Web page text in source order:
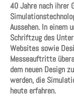
40 Jahre nach ihrer
Aussehen. In einem
Schriftzug des
Websites sowie
Messeauftritte
dem neuen Design
werden, die
heute erfahren.